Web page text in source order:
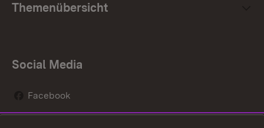
Themenübersicht
Social Media
Facebook